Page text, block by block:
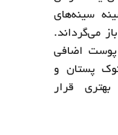
سینه‌های
می‌گرداند.
اضافی
پستان و
قرار